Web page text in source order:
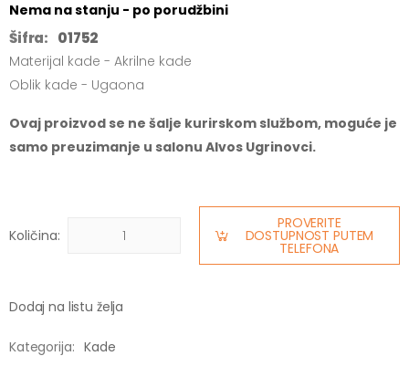
Nema na stanju - po porudžbini
Šifra: 01752
Materijal kade - Akrilne kade
Oblik kade - Ugaona
Ovaj proizvod se ne šalje kurirskom službom, moguće je
samo preuzimanje u salonu Alvos Ugrinovci.
Količina:
PROVERITE
DOSTUPNOST PUTEM
TELEFONA
Dodaj na listu želja
Kategorija: Kade